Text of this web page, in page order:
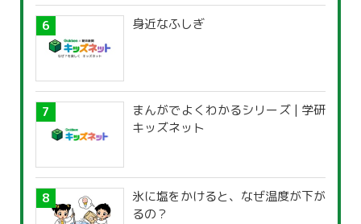
身近なふしぎ
まんがでよくわかるシリーズ | 学研
キッズネット
氷に塩をかけると、なぜ温度が下が
るの？